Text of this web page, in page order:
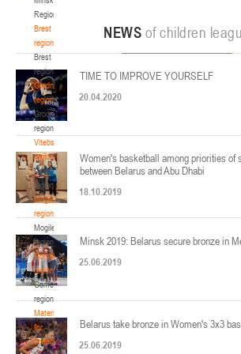
Region
Brest
region
Brest
region
Grodno
region
Grodno
region
Vitebsk
region
Vitebsk
region
Mogilev
region
Mogilev
region
Gomel
region
Gomel
region
Materials
for
coaches
ул. Ленинградская, 4
Финал четырех – юноши 2014-2015 гг.р., Дивизион 2,
Минск, ул. Стадионная, 3
U-12, девушки
V тур – девушки 2014-2015 гг.р., Дивизион 1, 17-19
ул. Б.Хмельницкого, 118а
Финал 4-х – девушки 2010-2011 гг.р., Дивизион 2, 14-16
Минск, ул. Стадионная, 3
NEWS of children
TIME TO IMPROVE YOURSELF
20.04.2020
Women's basketball among priorities of
between Belarus and Abu Dhabi
18.10.2019
Minsk 2019: Belarus secure bronze in
25.06.2019
Belarus take bronze in Women's 3x3
25.06.2019